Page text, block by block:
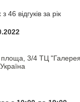
46 відгуків за рік
3/4 ТЦ